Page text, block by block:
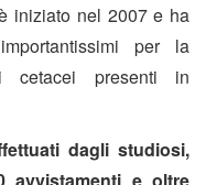
iniziato nel 2007 e ha
per la
cetacei presenti in
dagli studiosi,